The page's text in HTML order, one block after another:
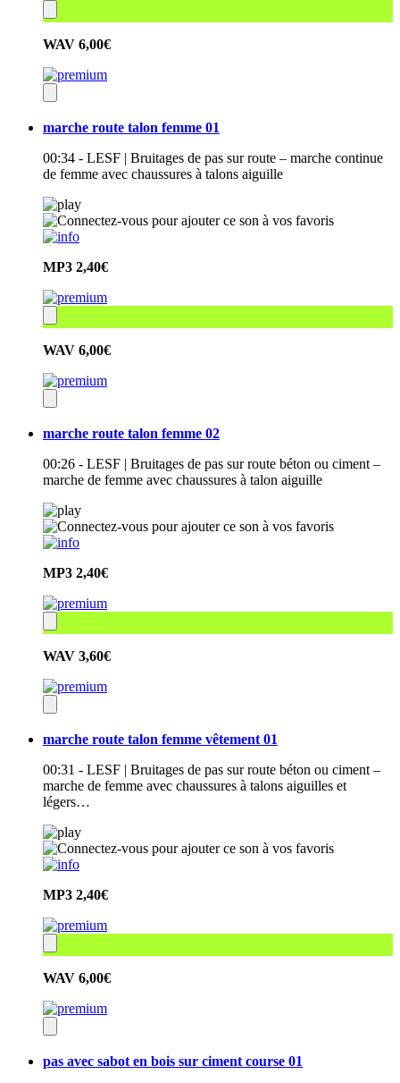
WAV 6,00€
marche route talon femme 01
00:34 - LESF | Bruitages de pas sur route – marche continue
de femme avec chaussures à talons aiguille
MP3 2,40€
WAV 6,00€
marche route talon femme 02
00:26 - LESF | Bruitages de pas sur route béton ou ciment –
marche de femme avec chaussures à talon aiguille
MP3 2,40€
WAV 3,60€
marche route talon femme vêtement 01
00:31 - LESF | Bruitages de pas sur route béton ou ciment –
marche de femme avec chaussures à talons aiguilles et
légers…
MP3 2,40€
WAV 6,00€
pas avec sabot en bois sur ciment course 01